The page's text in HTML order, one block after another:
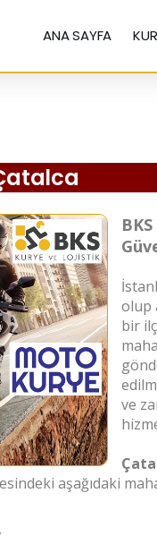
ANA SAYFA
olup
bir
ve
aşağıdaki